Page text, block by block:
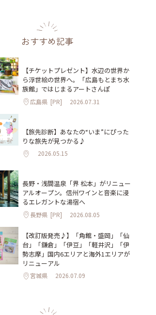
おすすめ記事
【チケットプレゼント】水辺の世界か
ら浮世絵の世界へ。「広島もとまち水
族館」ではじまるアートさんぽ
広島県 [PR] 2026.07.31
【旅先診断】あなたの“いま”にぴった
りな旅先が見つかる♪
2026.05.15
長野・浅間温泉「界 松本」がリニュー
アルオープン。信州ワインと音楽に浸
るエレガントな湯宿へ
長野県 [PR] 2026.08.05
【改訂版発売♪】「角館・盛岡」「仙
台」「鎌倉」「伊豆」「軽井沢」「伊
勢志摩」国内6エリアと海外1エリアが
リニューアル
宮城県 2026.07.09